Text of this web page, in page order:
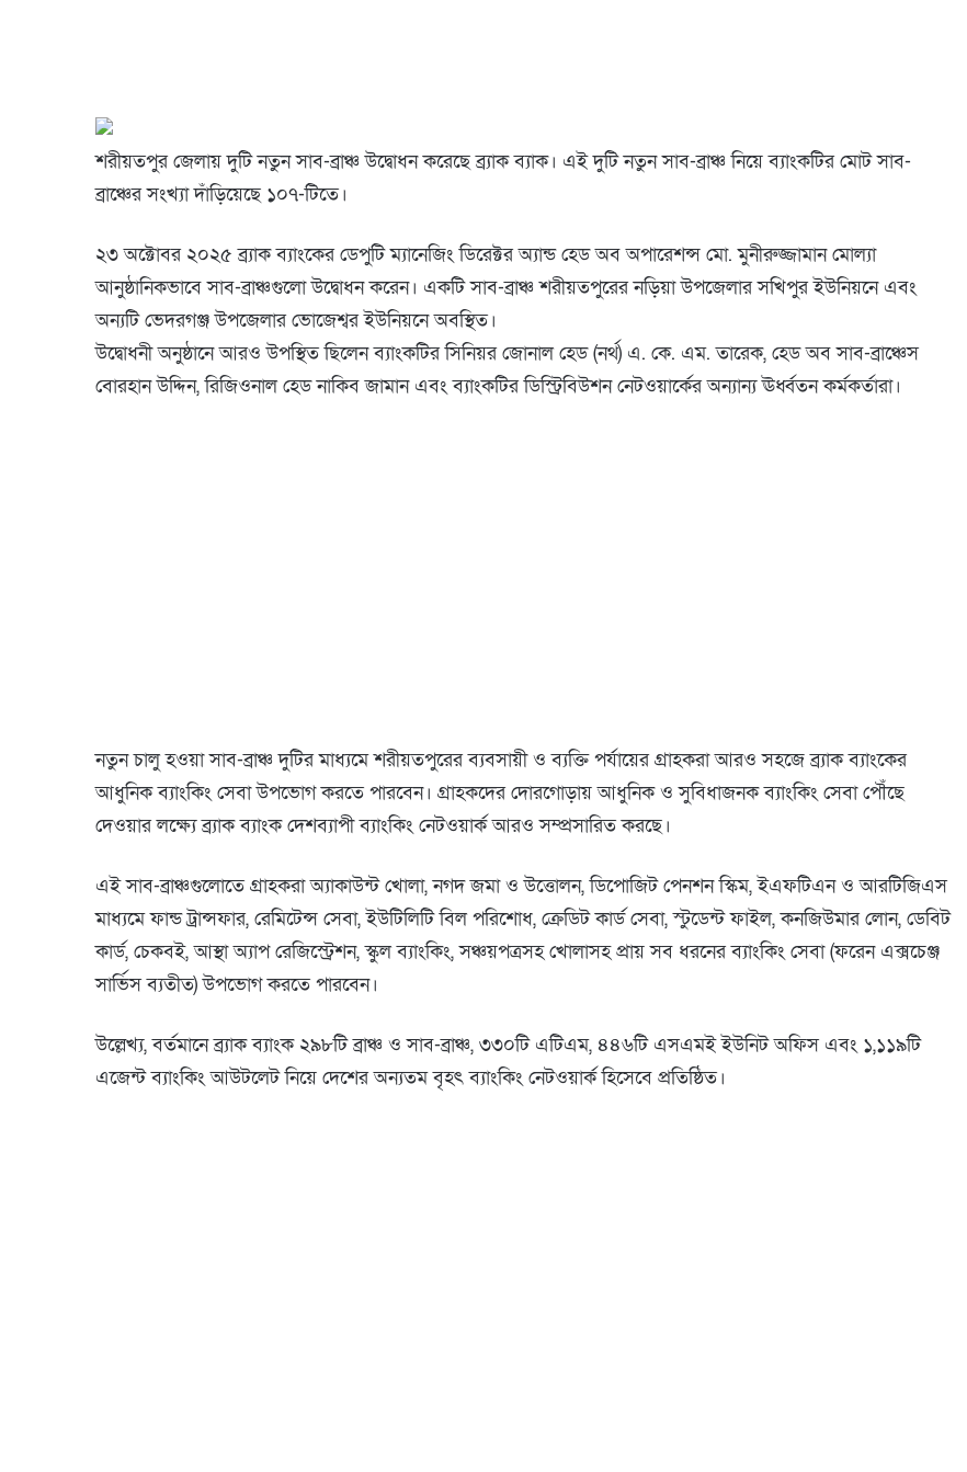
শরীয়তপুর জেলায় দুটি নতুন সাব-ব্রাঞ্চ উদ্বোধন করেছে ব্র্যাক ব্যাক। এই দুটি নতুন সাব-ব্রাঞ্চ নিয়ে ব্যাংকটির মোট সাব-
ব্রাঞ্চের সংখ্যা দাঁড়িয়েছে ১০৭-টিতে।
২৩ অক্টোবর ২০২৫ ব্র্যাক ব্যাংকের ডেপুটি ম্যানেজিং ডিরেক্টর অ্যান্ড হেড অব অপারেশন্স মো. মুনীরুজ্জামান মোল্যা
আনুষ্ঠানিকভাবে সাব-ব্রাঞ্চগুলো উদ্বোধন করেন। একটি সাব-ব্রাঞ্চ শরীয়তপুরের নড়িয়া উপজেলার সখিপুর ইউনিয়নে এবং
অন্যটি ভেদরগঞ্জ উপজেলার ভোজেশ্বর ইউনিয়নে অবস্থিত।
উদ্বোধনী অনুষ্ঠানে আরও উপস্থিত ছিলেন ব্যাংকটির সিনিয়র জোনাল হেড (নর্থ) এ. কে. এম. তারেক, হেড অব সাব-ব্রাঞ্চেস
বোরহান উদ্দিন, রিজিওনাল হেড নাকিব জামান এবং ব্যাংকটির ডিস্ট্রিবিউশন নেটওয়ার্কের অন্যান্য ঊর্ধ্বতন কর্মকর্তারা।
নতুন চালু হওয়া সাব-ব্রাঞ্চ দুটির মাধ্যমে শরীয়তপুরের ব্যবসায়ী ও ব্যক্তি পর্যায়ের গ্রাহকরা আরও সহজে ব্র্যাক ব্যাংকের
আধুনিক ব্যাংকিং সেবা উপভোগ করতে পারবেন। গ্রাহকদের দোরগোড়ায় আধুনিক ও সুবিধাজনক ব্যাংকিং সেবা পৌঁছে
দেওয়ার লক্ষ্যে ব্র্যাক ব্যাংক দেশব্যাপী ব্যাংকিং নেটওয়ার্ক আরও সম্প্রসারিত করছে।
এই সাব-ব্রাঞ্চগুলোতে গ্রাহকরা অ্যাকাউন্ট খোলা, নগদ জমা ও উত্তোলন, ডিপোজিট পেনশন স্কিম, ইএফটিএন ও আরটিজিএস
মাধ্যমে ফান্ড ট্রান্সফার, রেমিটেন্স সেবা, ইউটিলিটি বিল পরিশোধ, ক্রেডিট কার্ড সেবা, স্টুডেন্ট ফাইল, কনজিউমার লোন, ডেবিট
কার্ড, চেকবই, আস্থা অ্যাপ রেজিস্ট্রেশন, স্কুল ব্যাংকিং, সঞ্চয়পত্রসহ খোলাসহ প্রায় সব ধরনের ব্যাংকিং সেবা (ফরেন এক্সচেঞ্জ
সার্ভিস ব্যতীত) উপভোগ করতে পারবেন।
উল্লেখ্য, বর্তমানে ব্র্যাক ব্যাংক ২৯৮টি ব্রাঞ্চ ও সাব-ব্রাঞ্চ, ৩৩০টি এটিএম, ৪৪৬টি এসএমই ইউনিট অফিস এবং ১,১১৯টি
এজেন্ট ব্যাংকিং আউটলেট নিয়ে দেশের অন্যতম বৃহৎ ব্যাংকিং নেটওয়ার্ক হিসেবে প্রতিষ্ঠিত।